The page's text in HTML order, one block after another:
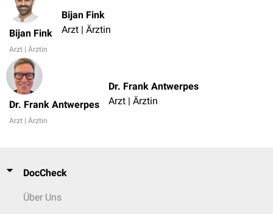
Bijan Fink
Arzt | Ärztin
Bijan Fink
Arzt | Ärztin
Dr. Frank Antwerpes
Arzt | Ärztin
Dr. Frank Antwerpes
Arzt | Ärztin
DocCheck
Über Uns